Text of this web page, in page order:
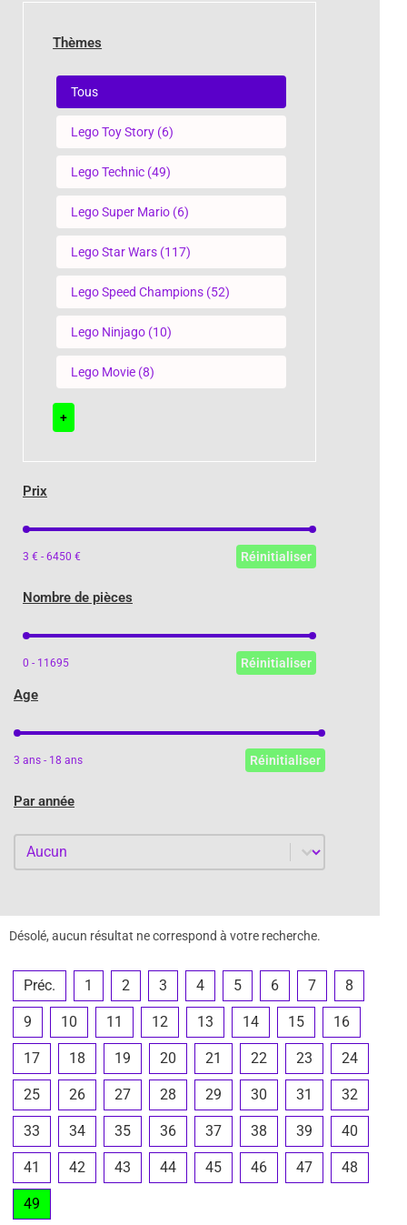
Thèmes
Thèmes
Tous
Lego Toy Story (6)
Lego Technic (49)
Lego Super Mario (6)
Lego Star Wars (117)
Lego Speed Champions (52)
Lego Ninjago (10)
Lego Movie (8)
+
Prix
Prix
3 € - 6450 € Réinitialiser
Nombre de pièces
Nombre de pièces
0 - 11695 Réinitialiser
Age
Age
3 ans - 18 ans Réinitialiser
Par année
Par année
Par année
Désolé, aucun résultat ne correspond à votre recherche.
Préc. 1 2 3 4 5 6 7 8
9 10 11 12 13 14 15 16
17 18 19 20 21 22 23 24
25 26 27 28 29 30 31 32
33 34 35 36 37 38 39 40
41 42 43 44 45 46 47 48
49